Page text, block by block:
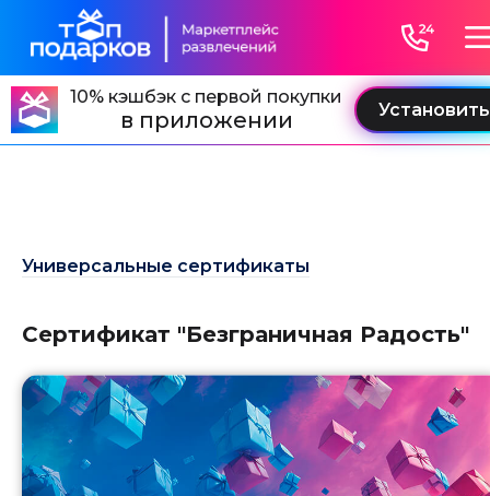
">" />
10% кэшбэк с первой покупки
в приложении
Универсальные сертификаты
Сертификат "Безграничная Радость"